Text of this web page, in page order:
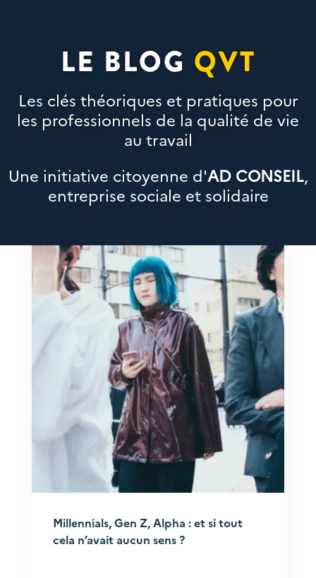
LE BLOG QVT
Les clés théoriques et pratiques pour
les professionnels de la qualité de vie
au travail
Une initiative citoyenne d'AD CONSEIL,
entreprise sociale et solidaire
Millennials, Gen Z, Alpha : et si tout
cela n’avait aucun sens ?